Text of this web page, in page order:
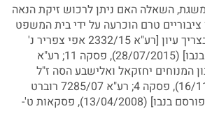
משגת, השאלה האם ניתן לרכוש זיקת הנאה
טרם הוכרעה על ידי בית המשפט
העליון והיא הושארה בצריך עיון [רע"א 2332/15 אפי צפריר נ'
שמעון ועקנין [פורסם בנבו] (28/07/2015), פסקה 11; רע"א
נ' עזבון המנוחים יחזקאל ואלישבע הסה ז"ל
[פורסם בנבו] (16/11/2014), פסקה 4; רע"א 7285/07 רוברט
טורון נ' רחל בנאסולי [פורסם בנבו] (13/04/2008), פסקאות ט'-